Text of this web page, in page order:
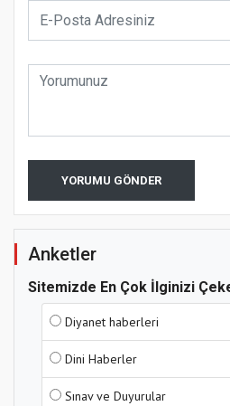
YORUMU GÖNDER
Anketler
Sitemizde En Çok İlginizi
Diyanet haberleri
Dini Haberler
Sınav ve Duyurular